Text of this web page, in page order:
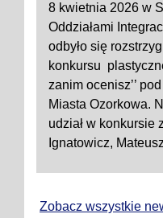
8 kwietnia 2026 w
Oddziałami
odbyło się
konkursu
zanim ocenisz’’
Miasta Ozorkowa.
udział w konkursie
Ignatowicz,
Zobacz wszystkie